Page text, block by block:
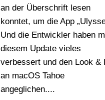
an der Überschrift lesen
konntet, um die App
Und die Entwickler haben
diesem Update vieles
verbessert und den Look &
an macOS Tahoe
angeglichen....